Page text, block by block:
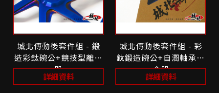
城北傳動後套件組 - 鍛
造彩鈦碗公+競技型離合
器
詳細資料
城北傳動後套件組 - 彩
鈦鍛造碗公+自潤軸承離
合器
詳細資料